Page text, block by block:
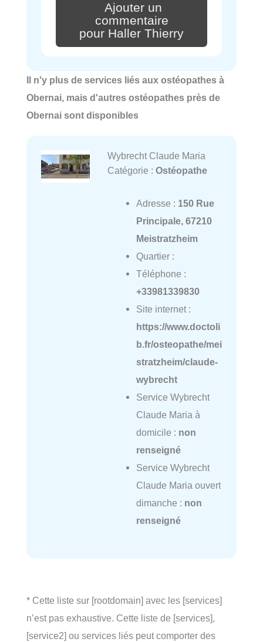
Ajouter un
commentaire
pour Haller Thierry
Il n'y plus de services liés aux ostéopathes à
Obernai, mais d'autres ostéopathes près de
Obernai sont disponibles
Wybrecht Claude Maria
Catégorie : Ostéopathe
Adresse : 150 Rue
Principale, 67210
Meistratzheim
Quartier :
Téléphone :
+33981339830
Site internet :
https://www.doctoli
b.fr/osteopathe/mei
stratzheim/claude-
wybrecht
Service Wybrecht
Claude Maria à
domicile : non
renseigné
Service Wybrecht
Claude Maria ouvert
dimanche : non
renseigné
* Cette liste sur [rootdomain] avec les [services]
n’est pas exhaustive. Cette liste de [services],
[service2] ou services liés peut comporter des